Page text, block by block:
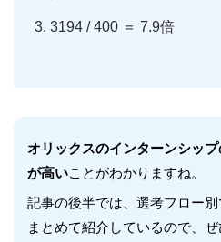
3194 / 400 ＝ 7.9倍
オリックスのインターンシッ
が高いことがわかりますね。
記事の後半では、選考フロー
まとめて紹介しているので、